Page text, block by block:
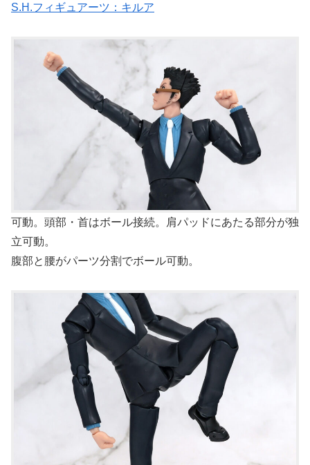
S.H.フィギュアーツ：キルア
可動。頭部・首はボール接続。肩パッドにあたる部分が独
立可動。
腹部と腰がパーツ分割でボール可動。